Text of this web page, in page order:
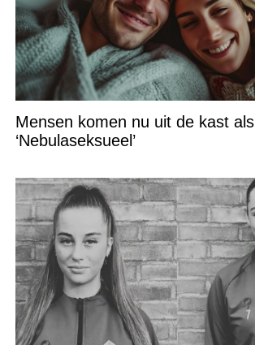
Mensen komen nu uit de kast als
‘Nebulaseksueel’